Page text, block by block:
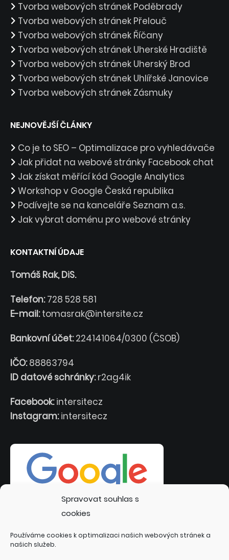
Spravovat souhlas s
cookies
Používáme cookies k optimalizaci našich webových stránek a
našich služeb.
Tvorba webových stránek Poděbrady
Tvorba webových stránek Přelouč
Tvorba webových stránek Říčany
Tvorba webových stránek Uherské Hradiště
Tvorba webových stránek Uherský Brod
Tvorba webových stránek Uhlířské Janovice
Tvorba webových stránek Zásmuky
NEJNOVĚJŠÍ ČLÁNKY
Co je to SEO – Optimalizace pro vyhledávače
Jak přidat na webové stránky Facebook chat
Jak získat měřící kód Google Analytics
Workshop v Google Česká republika
Podívejte se na kanceláře Seznam a.s.
Jak vybrat doménu pro webové stránky
KONTAKTNÍ ÚDAJE
Tomáš Rak, DiS.
Telefon: 728 528 581
E-mail: tomasrak@intersite.cz
Bankovní účet:224141064/0300 (ČSOB)
IČO:88863794
ID datové schránky:r2ag4ik
Facebook: intersitecz
Instagram: intersitecz